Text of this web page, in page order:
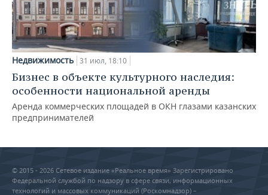
Недвижимость 31 июл, 18:10
Бизнес в объекте культурного наследия:
особенности национальной аренды
Аренда коммерческих площадей в ОКН глазами казанских
предпринимателей
© 2015 - 2026 Сетевое издание «Реальное время» Зарегистрировано
Федеральной службой по надзору в сфере связи, информационных
технологий и массовых коммуникаций (Роскомнадзор) –